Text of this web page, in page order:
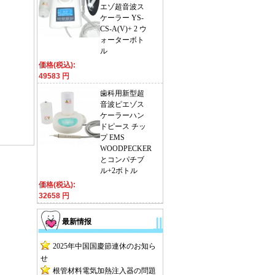
エゾ超音波ス
ケーラー YS-
CS-A(V)+ 2 ウ
ォーターボト
ル
価格(税込):
49583 円
歯科用新型超
音波ピエゾス
ケーラーハン
ドピース チッ
プ EMS
WOODPECKER
とコンパチブ
ル+2ボトル
価格(税込):
32658 円
最新情报
2025年中国国慶節連休のお知ら
せ
根管材料電気加熱注入器の問題